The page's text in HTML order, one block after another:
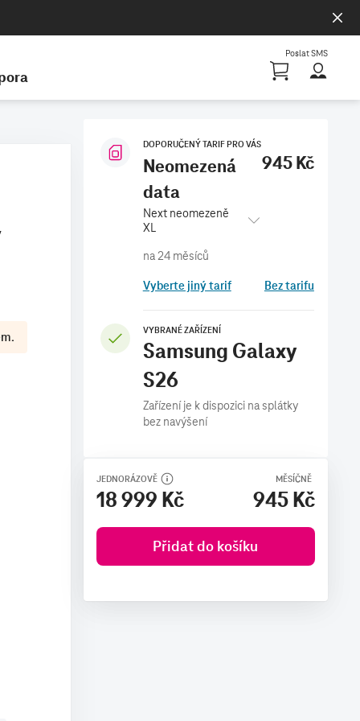
Poslat SMS
DOPORUČENÝ TARIF PRO VÁS
Neomezená
data
Next neomezeně
XL
945 Kč
Vyberte jiný tarif Bez tarifu
VYBRANÉ ZAŘÍZENÍ
Samsung Galaxy
S26
Zařízení je k dispozici na splátky
bez navýšení
JEDNORÁZOVĚ
18 999 Kč
MĚSÍČNĚ
945 Kč
Přidat do košíku